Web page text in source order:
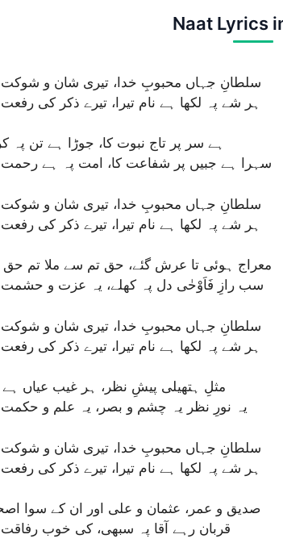
Naat Lyrics
سلطانِ جہاں محبوبِ خدا، تیری شان و شوکت
ہر شے پہ لکھا ہے نام تیرا، تیرے ذکر کی رفعت
ہے سر پر تاج نبوت کا، جوڑا ہے تن پہ
سہرا ہے جبیں پر شفاعت کا، امت پہ ہے رحمت
سلطانِ جہاں محبوبِ خدا، تیری شان و شوکت
ہر شے پہ لکھا ہے نام تیرا، تیرے ذکر کی رفعت
معراج ہوئی تا عرش گئے، حق تم سے ملا تم
سب رازِ فَاَوْحٰی دل پہ کھلے، یہ عزت و حشمت
سلطانِ جہاں محبوبِ خدا، تیری شان و شوکت
ہر شے پہ لکھا ہے نام تیرا، تیرے ذکر کی رفعت
مثلِ ہتھیلی پیشِ نظر، ہر غیب عیاں ہے
یہ نورِ نظر یہ چشم و بصر، یہ علم و حکمت
سلطانِ جہاں محبوبِ خدا، تیری شان و شوکت
ہر شے پہ لکھا ہے نام تیرا، تیرے ذکر کی رفعت
صدیق و عمر، عثمان و علی اور ان کے سوا
قربان رہے آقا پہ سبھی، کی خوب رفاقت